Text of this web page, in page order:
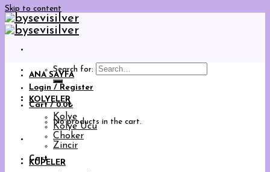
Skip to content
Search for:
Login / Register
Cart /0.0₺
No products in the cart.
Cart
ANA SAYFA
KOLYELER
Kolye
Kolye Ucu
Choker
Zincir
KÜPELER